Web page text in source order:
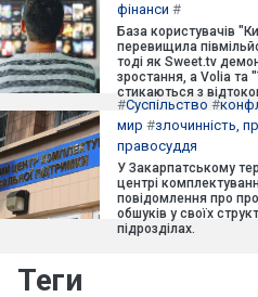
фінанси #
База користувачів
перевищила
тоді як Sweet.tv
зростання, а Volia та
стикаються з
#Суспільство #
мир #злочинність,
правосуддя
У Закарпатському
центрі
повідомлення про
обшуків у своїх
підрозділах.
Теги